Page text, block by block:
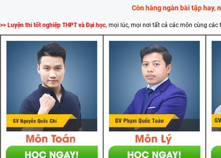
Còn hàng ngàn bài tập hay,
>> Luyện thi tốt nghiệp THPT và Đại học, mọi lúc, mọi nơi tất cả các môn cùng các